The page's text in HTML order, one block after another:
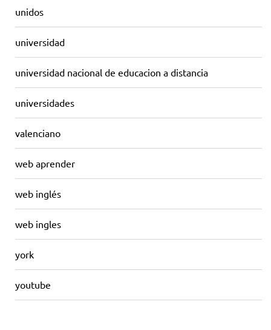
unidos
universidad
universidad nacional de educacion a distancia
universidades
valenciano
web aprender
web inglés
web ingles
york
youtube